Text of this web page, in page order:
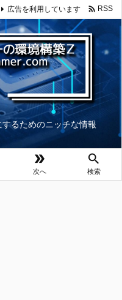
るためのニッチな情報

次へ

検索
広告を利用しています  RSS